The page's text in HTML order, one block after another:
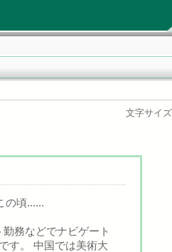
文字サイ
の頃......
務などでナビゲート
す。 中国では美術大